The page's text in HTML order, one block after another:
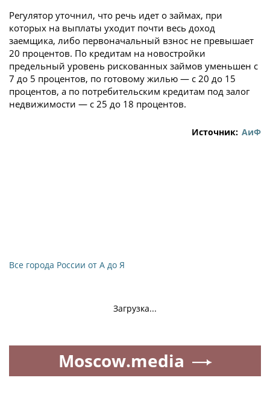
Регулятор уточнил, что речь идет о займах, при
которых на выплаты уходит почти весь доход
заемщика, либо первоначальный взнос не превышает
20 процентов. По кредитам на новостройки
предельный уровень рискованных займов уменьшен с
7 до 5 процентов, по готовому жилью — с 20 до 15
процентов, а по потребительским кредитам под залог
недвижимости — с 25 до 18 процентов.
Источник: АиФ
Все города России от А до Я
Загрузка...
Moscow.media